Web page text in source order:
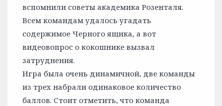
вспомнили советы академика Розенталя.
Всем командам удалось угадать
содержимое Черного ящика, а вот
видеовопрос о кокошнике вызвал
затруднения.
Игра была очень динамичной, две команды
из трех набрали одинаковое количество
баллов. Стоит отметить, что команда